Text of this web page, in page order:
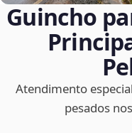
Guincho
Atendimento
pesados